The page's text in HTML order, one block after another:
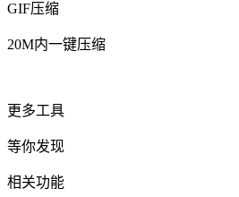
GIF压缩
20M内一键压缩
更多工具
等你发现
相关功能